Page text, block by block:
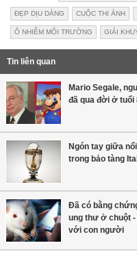
ĐẸP DỊU DÀNG CUỘC THI ẢNH
Ô NHIỄM MÔI TRƯỜNG GIẢI
Tin liên quan
Mario Segale,
đã qua đời ở tuổi
Ngón tay giữa
trong bảo tàng
Đã có bằng
ung thư ở chuột
với con người